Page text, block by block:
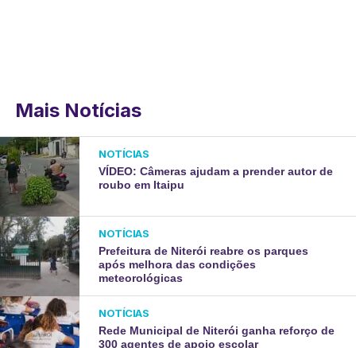
Mais Notícias
NOTÍCIAS
VÍDEO: Câmeras ajudam a prender autor de
roubo em Itaipu
NOTÍCIAS
Prefeitura de Niterói reabre os parques
após melhora das condições
meteorológicas
NOTÍCIAS
Rede Municipal de Niterói ganha reforço de
300 agentes de apoio escolar